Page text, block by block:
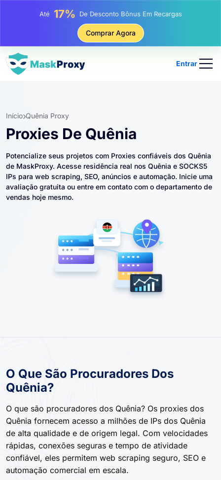
Até25%Desconto Em Compras Estáticas De IP
Desconto Em Compras Rotativas De IP
Comprar Agora
Entrar
Início Quênia Proxy
Proxies De Quênia
Potencialize seus projetos com Proxies confiáveis ​​dos Quênia
de MaskProxy. Acesse residência real nos Quênia e SOCKS5
IPs para web scraping, SEO, anúncios e automação. Inicie uma
avaliação gratuita ou entre em contato com o departamento de
vendas hoje mesmo.
O Que São Procuradores Dos
Quênia?
O que são procuradores dos Quênia? Os proxies dos
Quênia fornecem acesso a milhões de IPs dos Quênia
de alta qualidade e de origem legal. Com velocidades
rápidas, conexões seguras e tempo de atividade
confiável, eles permitem web scraping seguro, SEO e
automação comercial em escala.